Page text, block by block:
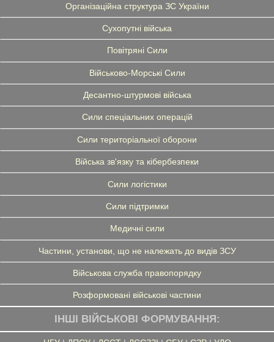
Організаційна структура ЗС України
Сухопутні війська
Повітряні Сили
Військово-Морські Сили
Десантно-штурмові війська
Сили спеціальних операцій
Сили територіальної оборони
Війська зв'язку та кібербезпеки
Сили логістики
Сили підтримки
Медичні сили
Частини, установи, що не належать до видів ЗСУ
Військова служба правопорядку
Розформовані військові частини
ІНШІ ВІЙСЬКОВІ ФОРМУВАННЯ: